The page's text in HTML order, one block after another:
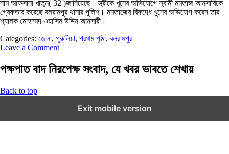
নাম আফসানা খাতুন( 32 )জানিয়েছে। স্ত্রীকে খুনের অভিযোগে স্বামী মমতাজ আনসারিকে
গ্রেফতার করেছে বলরামপুর থানার পুলিশ। মমতাজের বিরুদ্ধে খুনের অভিযোগ করেন তার
শ্যালক মোহাম্মদ ওয়াসিম উদ্দিন আনসারী।
Categories: জেলা, পুরুলিয়া, প্রথম পৃষ্ঠা, বলরামপুর
Leave a Comment
পক্ষপাত বাদ নিরপেক্ষ সংবাদ, যে খবর ভাবতে শেখায়
Back to top
Exit mobile version